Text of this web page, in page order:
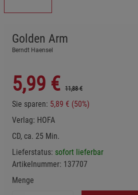
Golden Arm
Berndt Haensel
5,99 € 11,88 €
Sie sparen: 5,89 € (50%)
Verlag: HOFA
CD, ca. 25 Min.
Lieferstatus: sofort lieferbar
Artikelnummer: 137707
Menge